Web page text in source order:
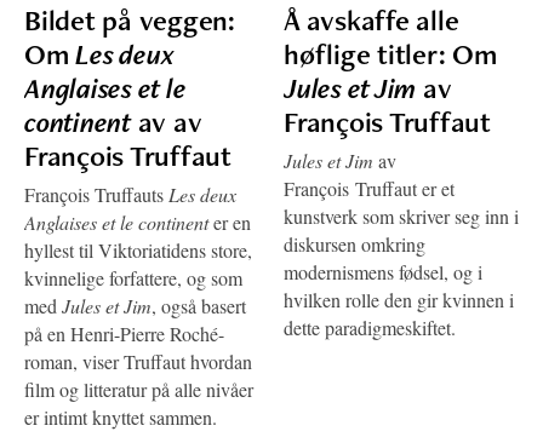
Bildet på veggen:
OmLes deux
Anglaises et le
continentav av
François Truffaut
François TruffautsLes deux
Anglaises et le continenter en
hyllest til Viktoriatidens store,
kvinnelige forfattere, og som
medJules et Jim, også basert
på en Henri-Pierre Roché-
roman, viser Truffaut hvordan
film og litteratur på alle nivåer
er intimt knyttet sammen.
Å avskaffe alle
høflige titler: Om
Jules et Jim av
François Truffaut
Jules et Jim av
François Truffaut er et
kunstverk som skriver seg inn i
diskursen omkring
modernismens fødsel, og i
hvilken rolle den gir kvinnen i
dette paradigmeskiftet.